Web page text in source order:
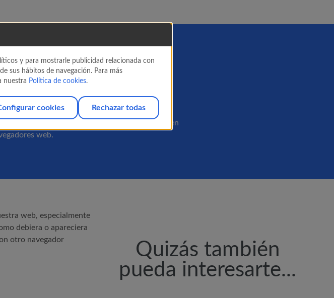
de Internet
desarrollados para un óptimo funcionamiento en
web.
web, especialmente
debiera o apareciera
otro navegador
Quizás también
pueda interesarte...
y para mostrarle publicidad relacionada con
sus hábitos de navegación. Para más
nuestra Política de cookies.
Rechazar todas
cookies